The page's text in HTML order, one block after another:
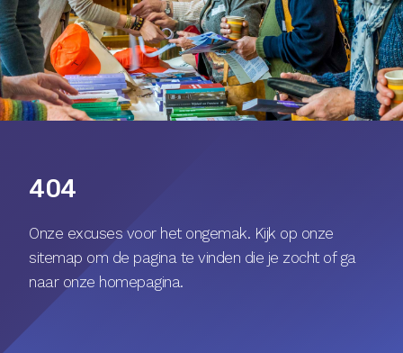
404
Onze excuses voor het ongemak. Kijk op onze
sitemap om de pagina te vinden die je zocht of ga
naar onze homepagina.